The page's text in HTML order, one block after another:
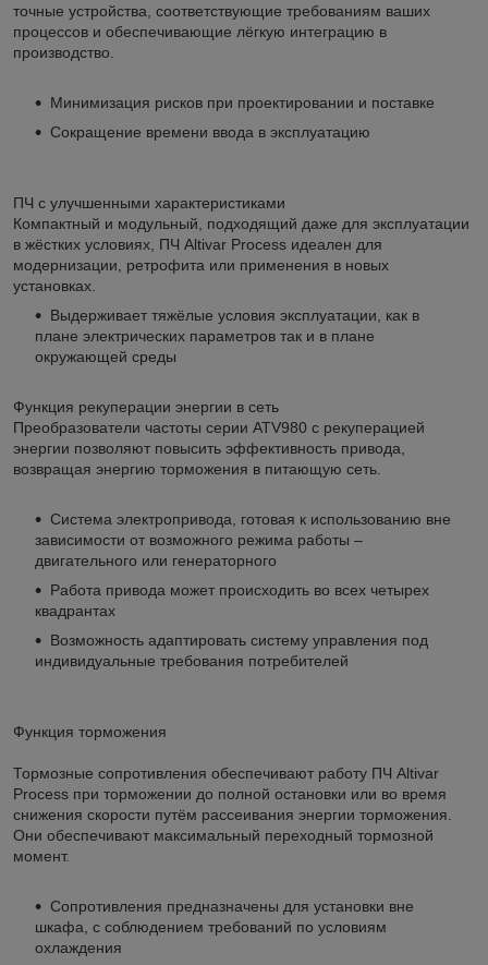
точные устройства, соответствующие требованиям ваших
процессов и обеспечивающие лёгкую интеграцию в
производство.
Минимизация рисков при проектировании и поставке
Сокращение времени ввода в эксплуатацию
ПЧ с улучшенными характеристиками
Компактный и модульный, подходящий даже для эксплуатации
в жёстких условиях, ПЧ Altivar Process идеален для
модернизации, ретрофита или применения в новых
установках.
Выдерживает тяжёлые условия эксплуатации, как в
плане электрических параметров так и в плане
окружающей среды
Функция рекуперации энергии в сеть
Преобразователи частоты серии ATV980 с рекуперацией
энергии позволяют повысить эффективность привода,
возвращая энергию торможения в питающую сеть.
Система электропривода, готовая к использованию вне
зависимости от возможного режима работы –
двигательного или генераторного
Работа привода может происходить во всех четырех
квадрантах
Возможность адаптировать систему управления под
индивидуальные требования потребителей
Функция торможения
Тормозные сопротивления обеспечивают работу ПЧ Altivar
Process при торможении до полной остановки или во время
снижения скорости путём рассеивания энергии торможения.
Они обеспечивают максимальный переходный тормозной
момент.
Сопротивления предназначены для установки вне
шкафа, с соблюдением требований по условиям
охлаждения